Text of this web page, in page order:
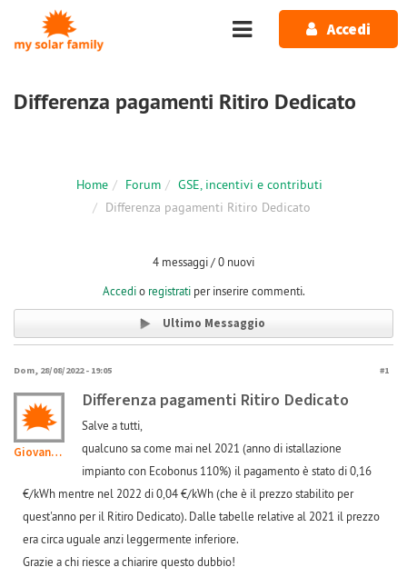
Salta al contenuto principale
Accedi
Differenza pagamenti Ritiro Dedicato
Home Forum
GSE, incentivi e contributi
Differenza pagamenti Ritiro Dedicato
4 messaggi / 0 nuovi
Accedio registratiper inserire commenti.
Ultimo Messaggio
Dom, 28/08/2022 - 19:05 #1
Giovanni108
Differenza pagamenti Ritiro Dedicato
Salve a tutti,
qualcuno sa come mai nel 2021 (anno di istallazione
impianto con Ecobonus 110%) il pagamento è stato di 0,16
€/kWh mentre nel 2022 di 0,04 €/kWh (che è il prezzo stabilito per
quest'anno per il Ritiro Dedicato). Dalle tabelle relative al 2021 il prezzo
era circa uguale anzi leggermente inferiore.
Grazie a chi riesce a chiarire questo dubbio!